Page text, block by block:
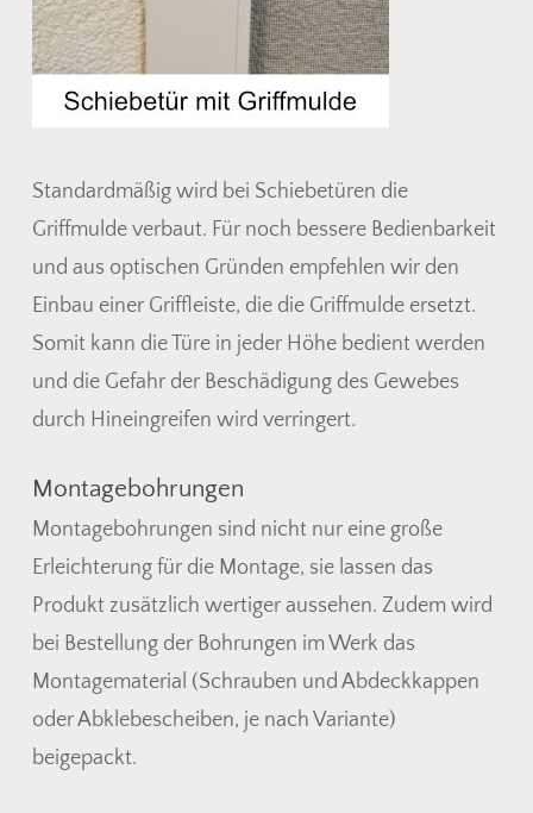
Standardmäßig wird bei Schiebetüren die
Griffmulde verbaut. Für noch bessere Bedienbarkeit
und aus optischen Gründen empfehlen wir den
Einbau einer Griffleiste, die die Griffmulde ersetzt.
Somit kann die Türe in jeder Höhe bedient werden
und die Gefahr der Beschädigung des Gewebes
durch Hineingreifen wird verringert.
Montagebohrungen
Montagebohrungen sind nicht nur eine große
Erleichterung für die Montage, sie lassen das
Produkt zusätzlich wertiger aussehen. Zudem wird
bei Bestellung der Bohrungen im Werk das
Montagematerial (Schrauben und Abdeckkappen
oder Abklebescheiben, je nach Variante)
beigepackt.